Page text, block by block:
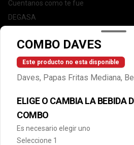
Cuentanos como te fue
DEGASA
Escríbenos por WhatsApp:
serviciocliente@wendys.cl
Locales
Política de privacidad
Redes sociales
COMBO DAVES
Este producto no esta disponible
Daves, Papas Fritas Mediana,
ELIGE O CAMBIA LA BEBIDA
COMBO
Es necesario elegir uno
Seleccione 1